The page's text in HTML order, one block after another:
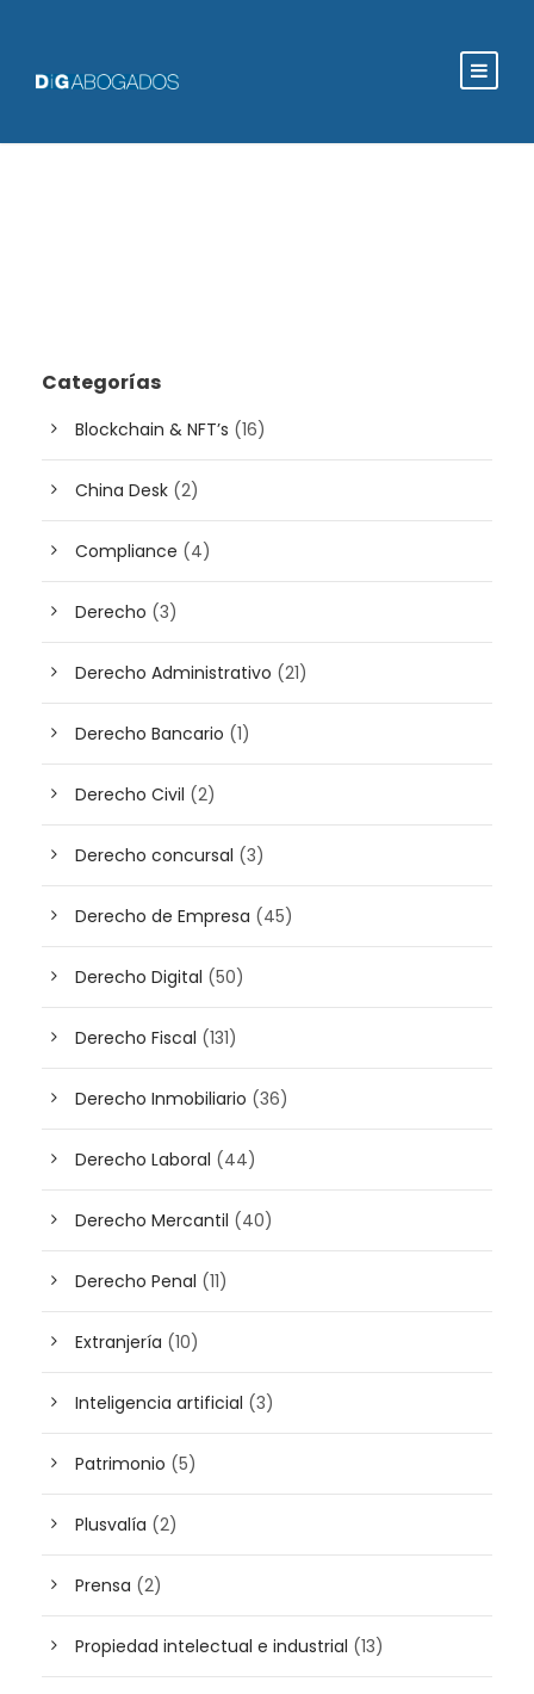
Categorías
Blockchain & NFT’s (16)
China Desk (2)
Compliance (4)
Derecho (3)
Derecho Administrativo (21)
Derecho Bancario (1)
Derecho Civil (2)
Derecho concursal (3)
Derecho de Empresa (45)
Derecho Digital (50)
Derecho Fiscal (131)
Derecho Inmobiliario (36)
Derecho Laboral (44)
Derecho Mercantil (40)
Derecho Penal (11)
Extranjería (10)
Inteligencia artificial (3)
Patrimonio (5)
Plusvalía (2)
Prensa (2)
Propiedad intelectual e industrial (13)